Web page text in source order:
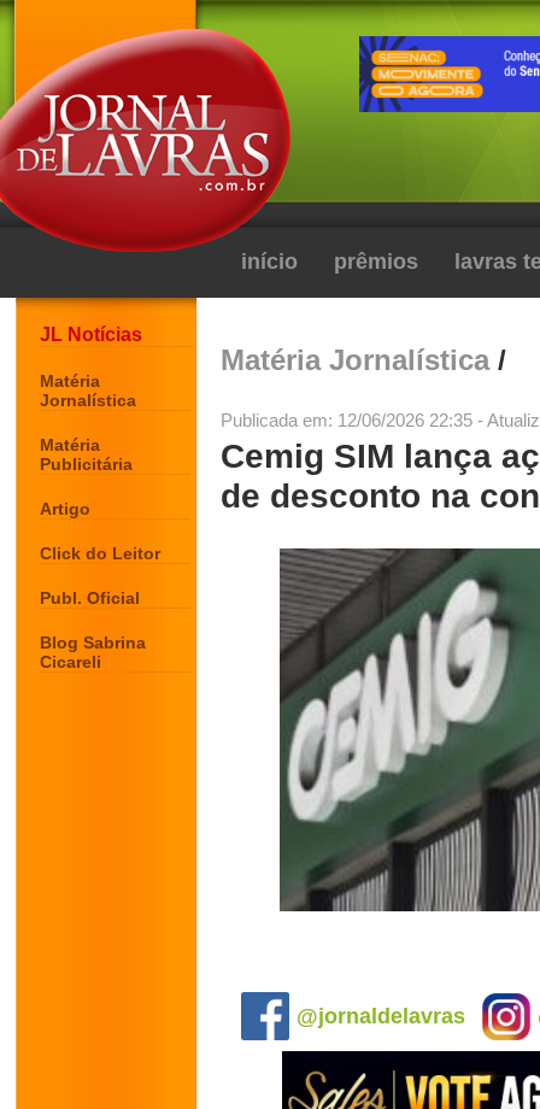
início prêmios lavras
JL Notícias
Matéria
Jornalística
Matéria
Publicitária
Artigo
Click do Leitor
Publ. Oficial
Blog Sabrina
Cicareli
Matéria Jornalística/
Publicada em: 12/06/2026 22:35 -
Cemig SIM lança
de desconto na
@jornaldelavras